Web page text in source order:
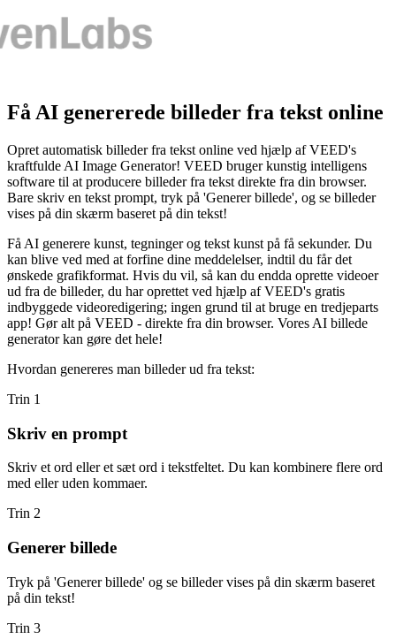
Få AI genererede billeder fra tekst online
Opret automatisk billeder fra tekst online ved hjælp af VEED's
kraftfulde AI Image Generator! VEED bruger kunstig intelligens
software til at producere billeder fra tekst direkte fra din browser.
Bare skriv en tekst prompt, tryk på 'Generer billede', og se billeder
vises på din skærm baseret på din tekst!
Få AI generere kunst, tegninger og tekst kunst på få sekunder. Du
kan blive ved med at forfine dine meddelelser, indtil du får det
ønskede grafikformat. Hvis du vil, så kan du endda oprette videoer
ud fra de billeder, du har oprettet ved hjælp af VEED's gratis
indbyggede videoredigering; ingen grund til at bruge en tredjeparts
app! Gør alt på VEED - direkte fra din browser. Vores AI billede
generator kan gøre det hele!
Hvordan genereres man billeder ud fra tekst:
Trin 1
Skriv en prompt
Skriv et ord eller et sæt ord i tekstfeltet. Du kan kombinere flere ord
med eller uden kommaer.
Trin 2
Generer billede
Tryk på 'Generer billede' og se billeder vises på din skærm baseret
på din tekst!
Trin 3